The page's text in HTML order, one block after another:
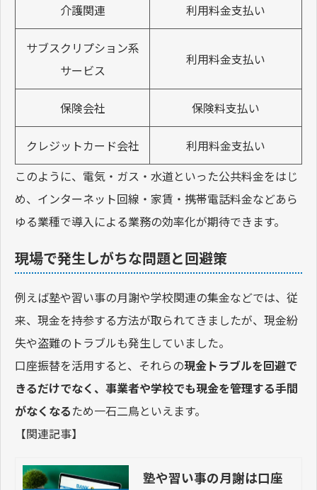
介護関連 利用料金支払い
サブスクリプション系
サービス
利用料金支払い
保険会社 保険料支払い
クレジットカード会社
利用料金支払い
このように、電気・ガス・水道といった公共料金をはじ
め、インターネット回線・家賃・携帯電話料金などあら
ゆる業種で導入による業務の効率化が期待できます。
現場で発生しがちな問題と回避策
例えば塾や習い事の月謝や学校関連の集金などでは、従
来、現金を持参する方法が取られてきましたが、現金紛
失や盗難のトラブルも発生していました。
口座振替を活用すると、それらの現金トラブルを回避で
きるだけでなく、事業者や学校でも現金を管理する手間
がなくなるため一石二鳥といえます。
【関連記事】
塾や習い事の月謝は口座